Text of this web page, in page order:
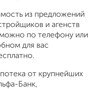
из предложений
и агенств
по телефону или
для вас
от крупнейших
Банк,